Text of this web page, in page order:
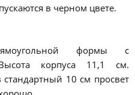
в черном цвете.
формы с
корпуса 11,1 см.
10 см просвет